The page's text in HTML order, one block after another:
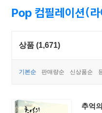
Pop 컴필레이션(
상품 (1,671)
기본순 판매량순 신상품순
추억